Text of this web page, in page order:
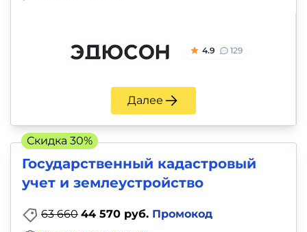
4.9 129
Далее
Государственный кадастровый
учет и землеустройство
63 660 44 570 руб. Промокод
Скидка 30%